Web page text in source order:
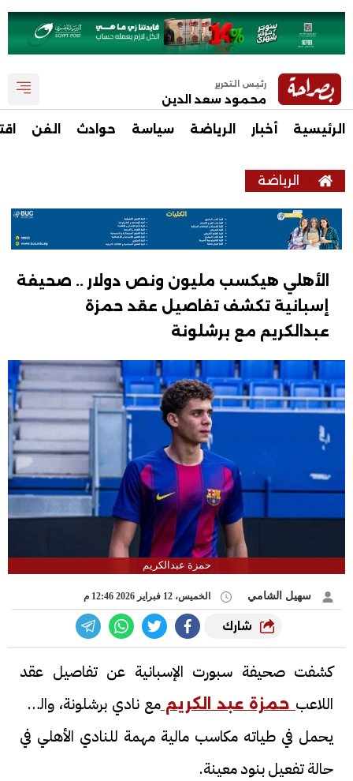
رئيس التحرير
محمود سعد الدين
الرئيسية أخبار الرياضة سياسة حوادث الفن
الرياضة
الأهلي هيكسب مليون ونص دولار .. صحيفة
إسبانية تكشف تفاصيل عقد حمزة
عبدالكريم مع برشلونة
حمزة عبدالكريم
سهيل الشامي الخميس، 12 فبراير 2026 12:46 م
شارك
كشفت صحيفة سبورت الإسبانية عن تفاصيل عقد
اللاعب حمزة عبد الكريممع نادي برشلونة، والذي
يحمل في طياته مكاسب مالية مهمة للنادي الأهلي في
حالة تفعيل بنود معينة.